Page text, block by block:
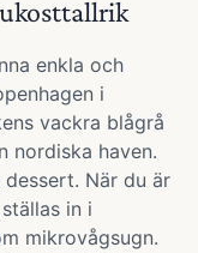
enkla och
i
vackra blågrå
nordiska haven.
När du är
in i
mikrovågsugn.